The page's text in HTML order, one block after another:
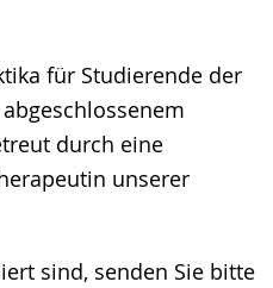
für Studierende der
durch eine
unserer
sind, senden Sie bitte